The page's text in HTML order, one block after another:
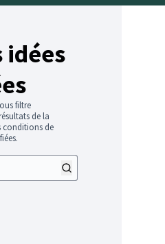
idées
filtre
de la
conditions de